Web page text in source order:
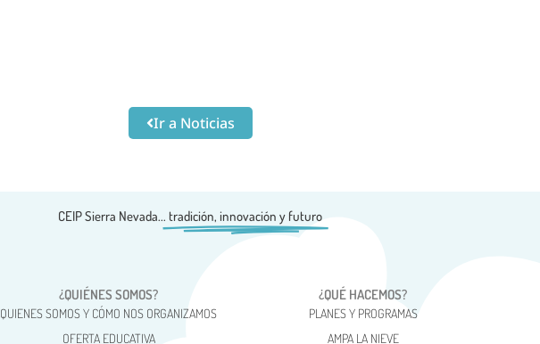
Ir a Noticias
CEIP Sierra Nevada... tradición, innovación y futuro
¿QUIÉNES SOMOS?
QUIENES SOMOS Y CÓMO NOS ORGANIZAMOS
OFERTA EDUCATIVA
¿QUÉ HACEMOS?
PLANES Y PROGRAMAS
AMPA LA NIEVE